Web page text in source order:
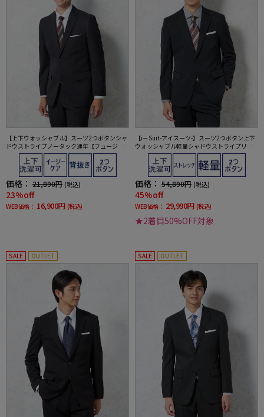
【上下ウォッシャブル】スーツ2つボタンシャ
ドウストライプノータック通年【フュージョ
ンクラブ】
価格： 21,890円 (税込)
23%off
WEB価格： 16,900円 (税込)
【i－Suit-アイスーツ-】スーツ2つボタン上下
ウォッシャブル軽量シャドウストライプリッ
ケンバッカー春夏
価格： 54,890円 (税込)
45%off
WEB価格： 29,990円 (税込)
★2着目50%OFF対象
SALE OUTLET SALE OUTLET